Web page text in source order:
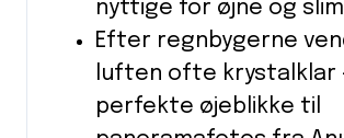
nyttige for øjne og
Efter regnbygerne
luften ofte krystalklar
perfekte øjeblikke til